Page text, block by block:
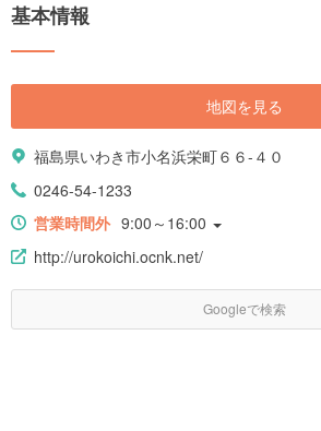
基本情報
地図を見る
福島県いわき市小名浜栄町６６-４０
0246-54-1233
営業時間外 9:00～16:00
http://urokoichi.ocnk.net/
Googleで検索